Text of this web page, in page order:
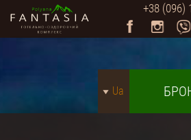
+38 (096)
Ua